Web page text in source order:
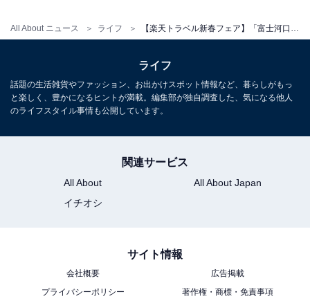
All About ニュース ライフ
ライフ
話題の生活雑貨やファッション、お出かけスポット情報など、暮らしがもっ
と楽しく、豊かになるヒントが満載。編集部が独自調査した、気になる他人
のライフスタイル事情も公開しています。
関連サービス
All About
All About Japan
イチオシ
サイト情報
会社概要
広告掲載
プライバシーポリシー
著作権・商標・免責事項